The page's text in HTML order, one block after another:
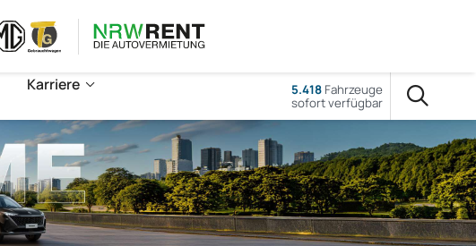
Karriere 5.418Fahrzeuge
sofort verfügbar